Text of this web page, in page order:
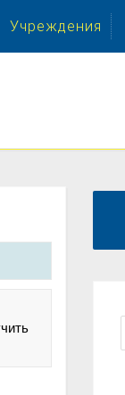
Учреждения